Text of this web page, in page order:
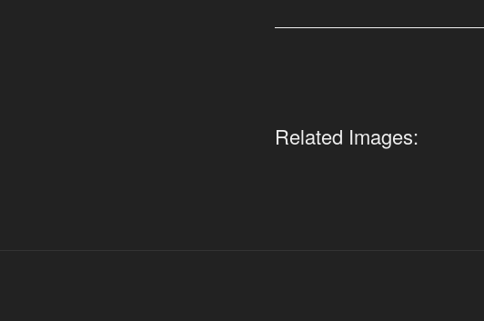
Related Images: